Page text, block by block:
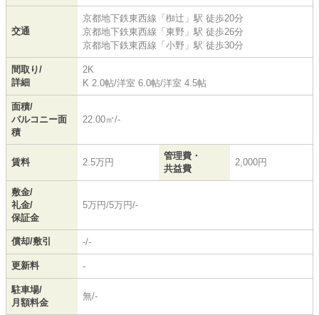
交通
京都地下鉄東西線 「 椥辻 」駅 徒歩20分
京都地下鉄東西線 「 東野 」駅 徒歩26分
京都地下鉄東西線 「 小野 」駅 徒歩30分
間取り/
詳細
2K
K 2.0帖/洋室 6.0帖/洋室 4.5帖
面積/
バルコニー面
積
22.00㎡/-
賃料 2.5万円
管理費・
共益費
2,000円
敷金/
礼金/
保証金
5万円/5万円/-
償却/敷引 -/-
更新料 -
駐車場/
月額料金
無/-